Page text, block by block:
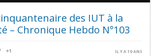
des IUT à la
– Chronique Hebdo N°103
IL Y A 10 ANS